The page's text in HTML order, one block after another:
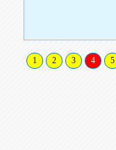
1 2 3 4 5